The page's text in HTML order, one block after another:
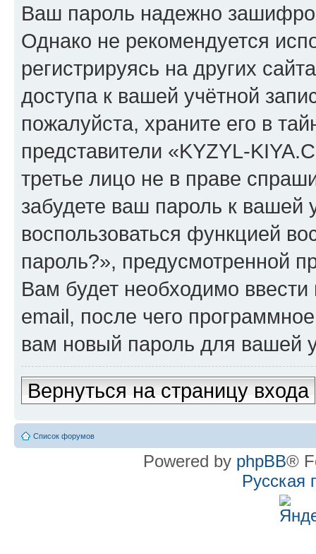
Ваш пароль надежно
Однако не рекомендуется
регистрируясь на других
доступа к вашей учётной
пожалуйста, храните его в
представители «KYZYL-
третье лицо не в праве
забудете ваш пароль к вашей
воспользоваться функцией
пароль?», предусмотренной
Вам будет необходимо
email, после чего
вам новый пароль для вашей
Вернуться на страницу входа
Список форумов
Powered by phpBB®
Русская